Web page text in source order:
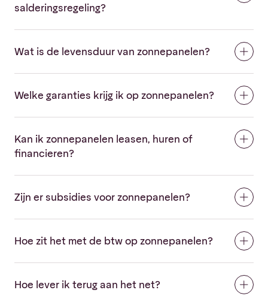
salderingsregeling?
Wat is de levensduur van zonnepanelen?
Welke garanties krijg ik op zonnepanelen?
Kan ik zonnepanelen leasen, huren of
financieren?
Zijn er subsidies voor zonnepanelen?
Hoe zit het met de btw op zonnepanelen?
Hoe lever ik terug aan het net?